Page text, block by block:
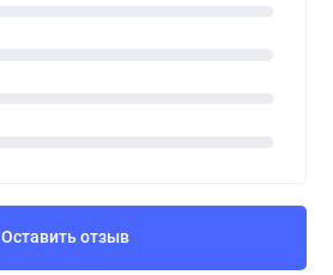
Оставить отзыв